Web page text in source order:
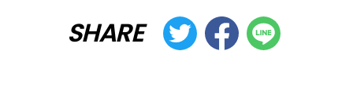
SHARE